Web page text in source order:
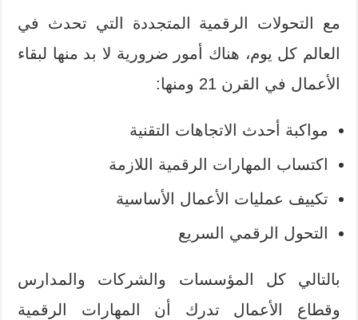
مع التحولات الرقمية المتجددة التي تحدث في
العالم كل يوم، هناك أمور ضرورية لا بد منها لبقاء
الأعمال في القرن 21 ومنها:
مواكبة أحدث الاتجاهات التقنية
اكتساب المهارات الرقمية اللازمة
تكييف عمليات الأعمال الأساسية
التحول الرقمي السريع
بالتالي كل المؤسسات والشركات والمدارس
وقطاع الأعمال تدرك أن المهارات الرقمية